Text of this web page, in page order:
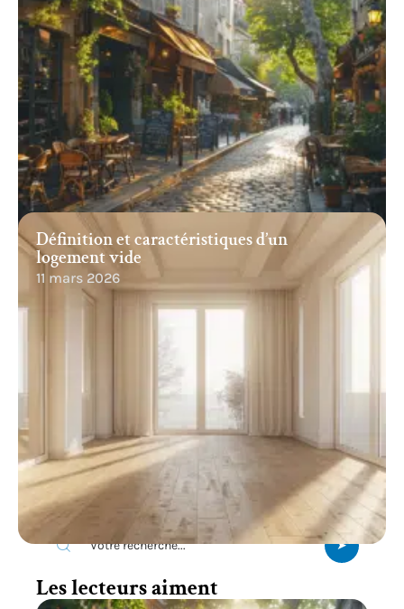
Définition et caractéristiques d’un
logement vide
11 mars 2026
Recherche
Les lecteurs aiment